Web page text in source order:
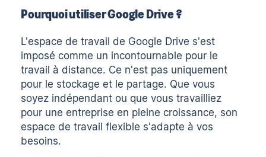
Pourquoi utiliser Google Drive ?
L'espace de travail de Google Drive s'est
imposé comme un incontournable pour le
travail à distance. Ce n'est pas uniquement
pour le stockage et le partage. Que vous
soyez indépendant ou que vous travailliez
pour une entreprise en pleine croissance, son
espace de travail flexible s'adapte à vos
besoins.